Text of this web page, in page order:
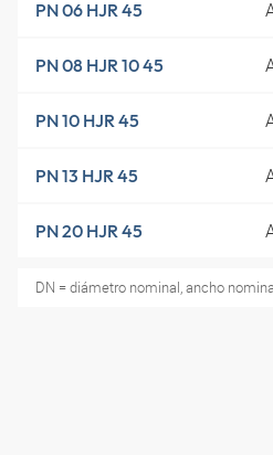
PN 06 HJR 45
PN 08 HJR 10 45
PN 10 HJR 45
PN 13 HJR 45
PN 20 HJR 45
DN = diámetro nominal, ancho